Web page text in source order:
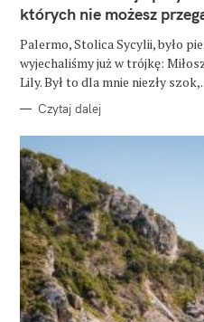
R
których nie możesz
Palermo, Stolica Sycylii, było
wyjechaliśmy już w trójkę:
Lily. Był to dla mnie niezły szok,..
Czytaj dalej